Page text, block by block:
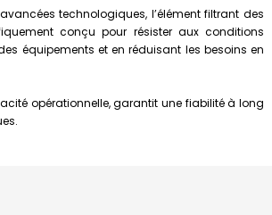
technologiques, l’élément filtrant des
conçu pour résister aux conditions
équipements et en réduisant les besoins en
opérationnelle, garantit une fiabilité à long